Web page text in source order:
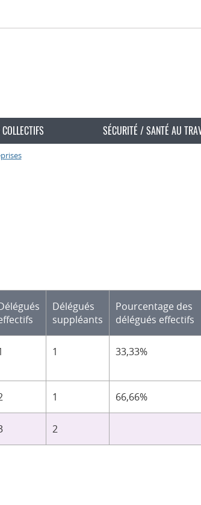
SÉCURITÉ / SANTÉ AU
Délégués
suppléants
Pourcentage des
délégués effectifs
1 33,33%
1 66,66%
2